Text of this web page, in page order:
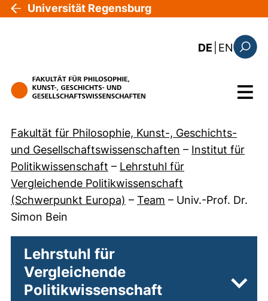
Direkt zum Inhalt
Universität Regensburg
DE EN: this
Menü
Fakultät für Philosophie, Kunst-, Geschichts-
und Gesellschaftswissenschaften – Institut für
Politikwissenschaft – Lehrstuhl für
Vergleichende Politikwissenschaft
(Schwerpunkt Europa) – Team – Univ.-Prof. Dr.
Simon Bein
Lehrstuhl für
Vergleichende
Politikwissenschaft